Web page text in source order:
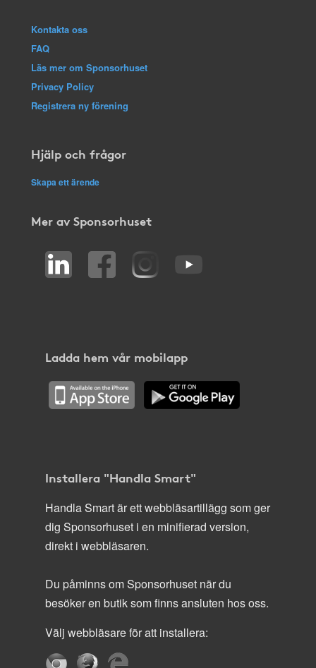
Kontakta oss
FAQ
Läs mer om Sponsorhuset
Privacy Policy
Registrera ny förening
Hjälp och frågor
Skapa ett ärende
Mer av Sponsorhuset
Ladda hem vår mobilapp
Installera "Handla Smart"
Handla Smart är ett webbläsartillägg som ger
dig Sponsorhuset i en minifierad version,
direkt i webbläsaren.
Du påminns om Sponsorhuset när du
besöker en butik som finns ansluten hos oss.
Välj webbläsare för att installera: